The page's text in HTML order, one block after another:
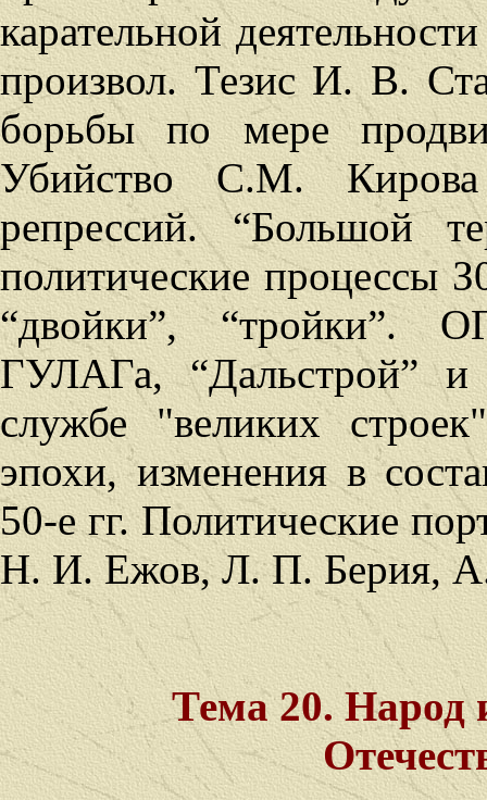
карательной
произвол. Тезис И. В.
борьбы по мере
Убийство С.М. Кирова
репрессий. “Большой
политические процессы
“двойки”,
ГУЛАГа, “Дальстрой”
службе "великих
эпохи, изменения в
50-е гг. Политические
Н. И. Ежов, Л. П. Берия,
Тема 20. Народ